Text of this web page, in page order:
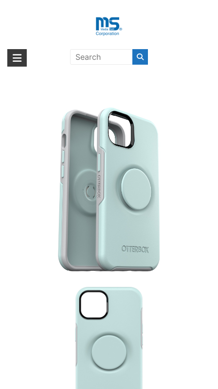
海外輸入ブランド商品｜株式会社
海外事業部が取り揃えている海外輸入商品には、日本では珍しい「海外ブ
ランド」をはじめ「ユニークな商品」「機能的な商品」「コストパフォー
SYMMETRY ABITA TRNQ WTR